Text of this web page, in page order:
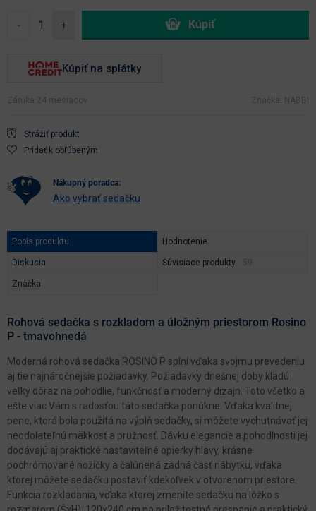
- +
Kúpiť na splátky
Záruka 24 mesiacov Značka: NABBI
Strážiť produkt
Pridať k obľúbeným
nákupný poradca:
Ako vybrať sedačku
Popis produktu Hodnotenie
Diskusia Súvisiace produkty
Značka
Rohová sedačka s rozkladom a úložným priestorom Rosino
P - tmavohnedá
Moderná rohová sedačka ROSINO P splní vďaka svojmu prevedeniu
aj tie najnáročnejšie požiadavky. Požiadavky dnešnej doby kladú
veľký dôraz na pohodlie, funkčnosť a moderný dizajn. Toto všetko a
ešte viac Vám s radosťou táto sedačka ponúkne. Vďaka kvalitnej
pene, ktorá bola použitá na výplň sedačky, si môžete vychutnávať jej
neodolateľnú mäkkosť a pružnosť. Dávku elegancie a pohodlnosti jej
dodávajú aj praktické nastaviteľné opierky hlavy, krásne
pochrómované nožičky a čalúnená zadná časť nábytku, vďaka
ktorej môžete sedačku postaviť kdekoľvek v otvorenom priestore.
Funkcia rozkladania, vďaka ktorej zmeníte sedačku na lôžko s